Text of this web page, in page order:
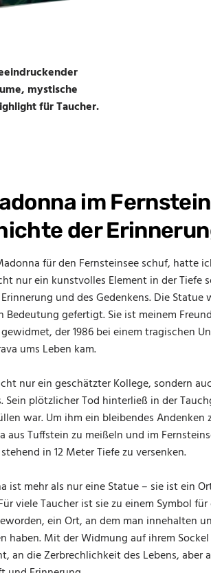
mystische
für Taucher.
im
der
für den Fernsteinsee schuf, hatte
nur ein kunstvolles Element in der Tiefe
und des Gedenkens. Die
Bedeutung gefertigt. Sie ist meinem
der 1986 bei einem tragischen
ums Leben kam.
nur ein geschätzter Kollege, sondern
Sein plötzlicher Tod hinterließ in der
war. Um ihm ein bleibendes
aus Tuffstein zu meißeln und im
in 12 Meter Tiefe zu versenken.
ist mehr als nur eine Statue – sie ist ein
viele Taucher ist sie zu einem Symbol
ein Ort, an dem man innehalten
haben. Mit der Widmung auf ihrem
an die Zerbrechlichkeit des Lebens, aber